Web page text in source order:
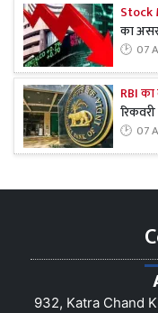
Stock
का
07
RBI
07
932, Katra Chand